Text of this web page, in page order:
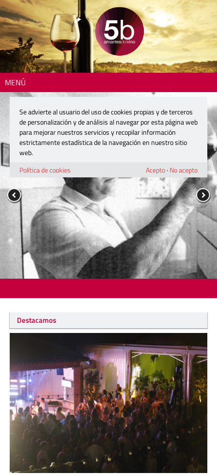
MENÚ
Destacamos
Se advierte al usuario del uso de cookies propias y de terceros
de personalización y de análisis al navegar por esta página web
para mejorar nuestros servicios y recopilar información
estrictamente estadística de la navegación en nuestro sitio
web.
Política de cookies
Acepto· No acepto